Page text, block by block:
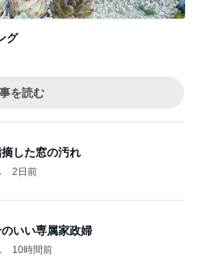
2日前
10時間前
黒×黒のコーデ
1日前
ペン型になる事
24時間前